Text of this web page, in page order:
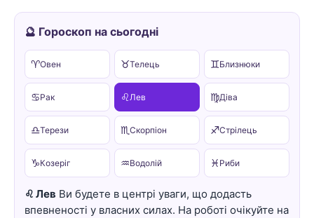
🔮 Гороскоп на сьогодні
♈Овен ♉Телець ♊Близнюки
♋Рак ♌ Лев ♍Діва
♎Терези ♏Скорпіон ♐Стрілець
♑Козеріг ♒Водолій ♓ Риби
♌ Лев Ви будете в центрі уваги, що додасть
впевненості у власних силах. На роботі очікуйте на